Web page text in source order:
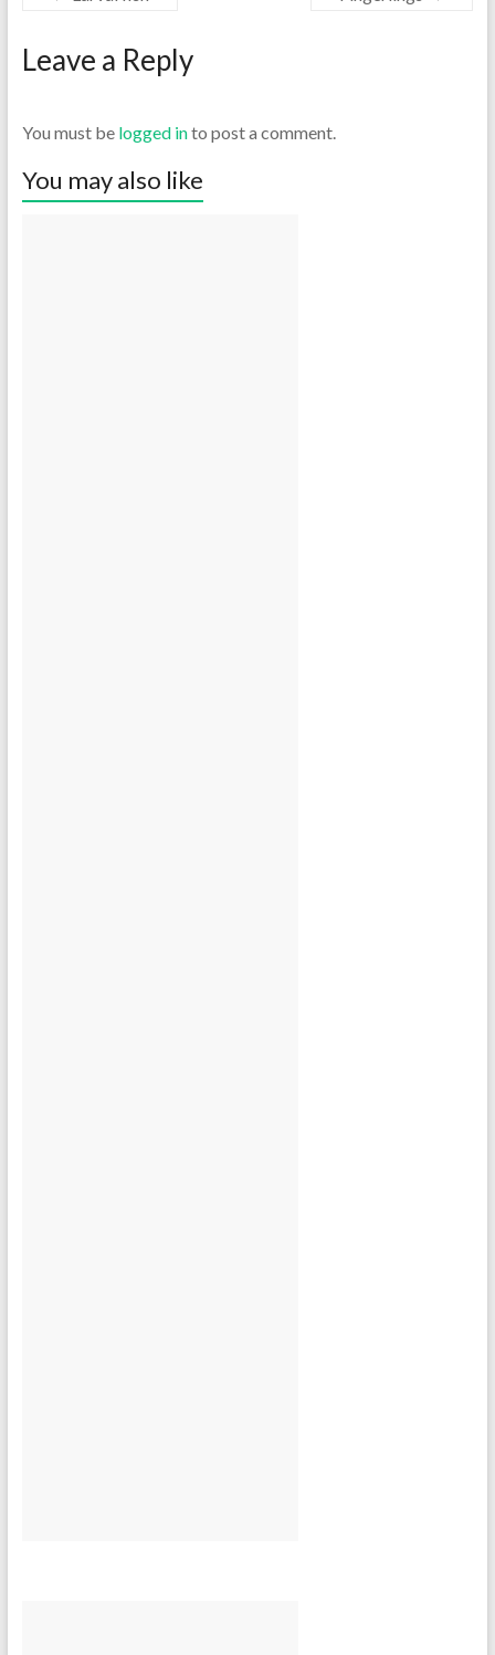
Leave a Reply
You must be logged into post a comment.
You may also like